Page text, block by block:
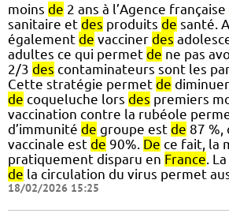
moins de 2 ans à l’Agence française
sanitaire et des produits de santé.
également de vacciner des
adultes ce qui permet de ne pas
2/3 des contaminateurs sont les
Cette stratégie permet de diminuer
de coqueluche lors des premiers
vaccination contre la rubéole
d’immunité de groupe est de 87 %,
vaccinale est de 90%. De ce fait, la
pratiquement disparu en France.
de la circulation du virus permet
18/02/2026 15:25